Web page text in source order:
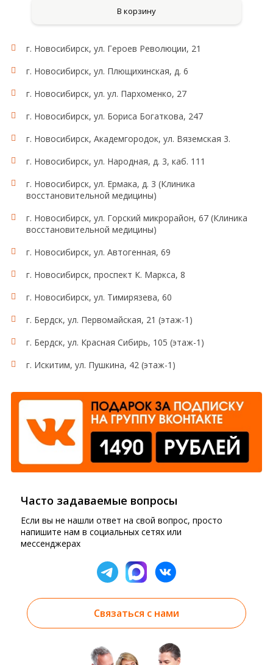
В корзину
г. Новосибирск, ул. Героев Революции, 21
г. Новосибирск, ул. Плющихинская, д. 6
г. Новосибирск, ул. ул. Пархоменко, 27
г. Новосибирск, ул. Бориса Богаткова, 247
г. Новосибирск, Академгородок, ул. Вяземская 3.
г. Новосибирск, ул. Народная, д. 3, каб. 111
г. Новосибирск, ул. Ермака, д. 3 (Клиника
восстановительной медицины)
г. Новосибирск, ул. Горский микрорайон, 67 (Клиника
восстановительной медицины)
г. Новосибирск, ул. Автогенная, 69
г. Новосибирск, проспект К. Маркса, 8
г. Новосибирск, ул. Тимирязева, 60
г. Бердск, ул. Первомайская, 21 (этаж-1)
г. Бердск, ул. Красная Сибирь, 105 (этаж-1)
г. Искитим, ул. Пушкина, 42 (этаж-1)
Часто задаваемые вопросы
Если вы не нашли ответ на свой вопрос, просто
напишите нам в социальных сетях или
мессенджерах
Связаться с нами